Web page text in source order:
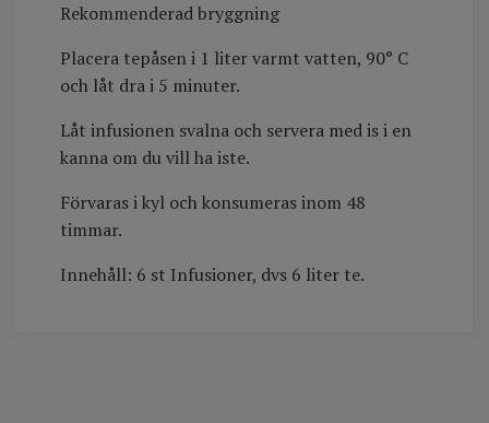
Rekommenderad bryggning
Placera tepåsen i 1 liter varmt vatten, 90° C
och låt dra i 5 minuter.
Låt infusionen svalna och servera med is i en
kanna om du vill ha iste.
Förvaras i kyl och konsumeras inom 48
timmar.
Innehåll: 6 st Infusioner, dvs 6 liter te.